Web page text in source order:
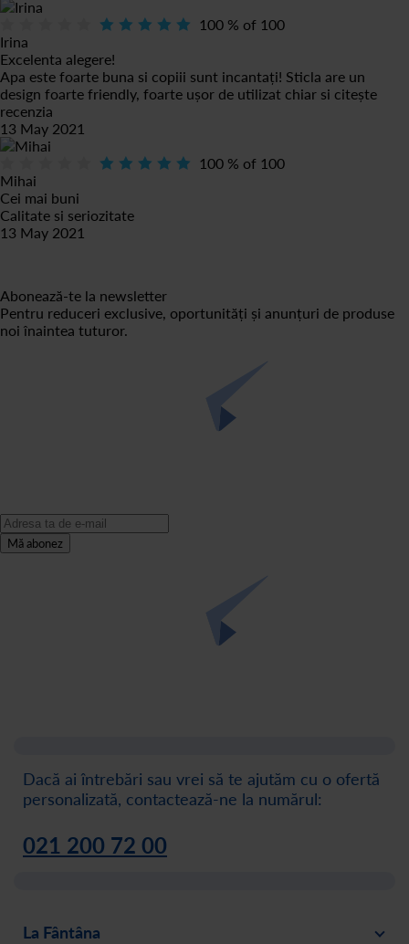
100 % of 100
Irina
Excelenta alegere!
Apa este foarte buna si copiii sunt incantați! Sticla are un
design foarte friendly, foarte ușor de utilizat chiar si citește
recenzia
13 May 2021
100 % of 100
Mihai
Cei mai buni
Calitate si seriozitate
13 May 2021
Abonează-te la newsletter
Pentru reduceri exclusive, oportunități și anunțuri de produse
noi înaintea tuturor.
Mă abonez
Dacă ai întrebări sau vrei să te ajutăm cu o ofertă
personalizată, contactează-ne la numărul:
021 200 72 00
La Fântâna